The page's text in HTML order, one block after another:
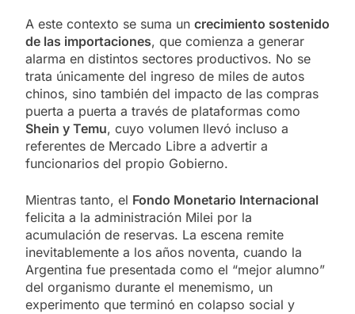
A este contexto se suma un crecimiento sostenido
de las importaciones, que comienza a generar
alarma en distintos sectores productivos. No se
trata únicamente del ingreso de miles de autos
chinos, sino también del impacto de las compras
puerta a puerta a través de plataformas como
Shein y Temu, cuyo volumen llevó incluso a
referentes de Mercado Libre a advertir a
funcionarios del propio Gobierno.
Mientras tanto, el Fondo Monetario Internacional
felicita a la administración Milei por la
acumulación de reservas. La escena remite
inevitablemente a los años noventa, cuando la
Argentina fue presentada como el “mejor alumno”
del organismo durante el menemismo, un
experimento que terminó en colapso social y